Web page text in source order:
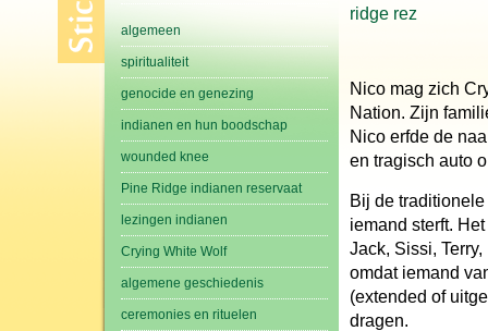
algemeen
spiritualiteit
genocide en genezing
indianen en hun boodschap
wounded knee
Pine Ridge indianen reservaat
lezingen indianen
Crying White Wolf
algemene geschiedenis
ceremonies en rituelen
ridge rez
Nico mag zich
Nation. Zijn
Nico erfde de
en tragisch auto
Bij de
iemand sterft.
Jack, Sissi,
omdat iemand
(extended of
dragen.